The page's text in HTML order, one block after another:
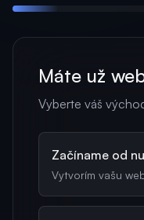
Máte už
Vyberte váš
Začíname od
Vytvorím vašu